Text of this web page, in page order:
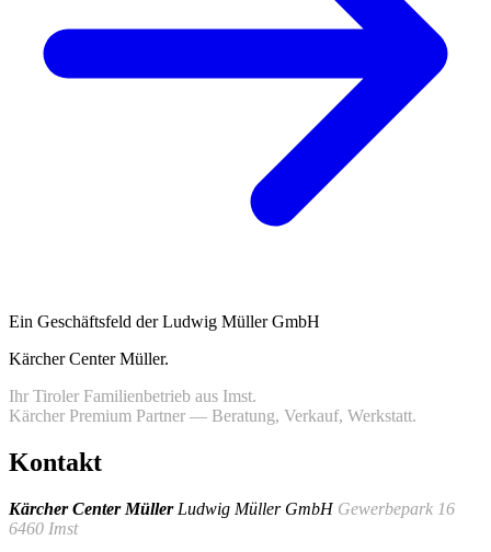
Ein Geschäftsfeld der Ludwig Müller GmbH
Kärcher Center Müller.
Ihr Tiroler Familienbetrieb aus Imst.
Kärcher Premium Partner — Beratung, Verkauf, Werkstatt.
Kontakt
Kärcher Center Müller Ludwig Müller GmbH Gewerbepark 16
6460 Imst